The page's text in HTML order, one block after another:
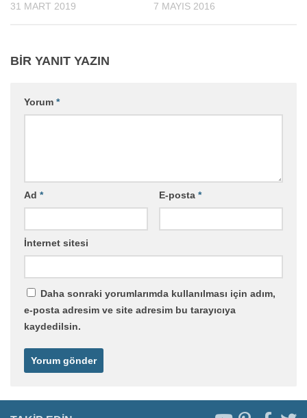
31 MART 2019 7 MAYIS 2016
BIR YANIT YAZIN
Yorum *
Ad * E-posta *
İnternet sitesi
Daha sonraki yorumlarımda kullanılması için adım,
e-posta adresim ve site adresim bu tarayıcıya
kaydedilsin.